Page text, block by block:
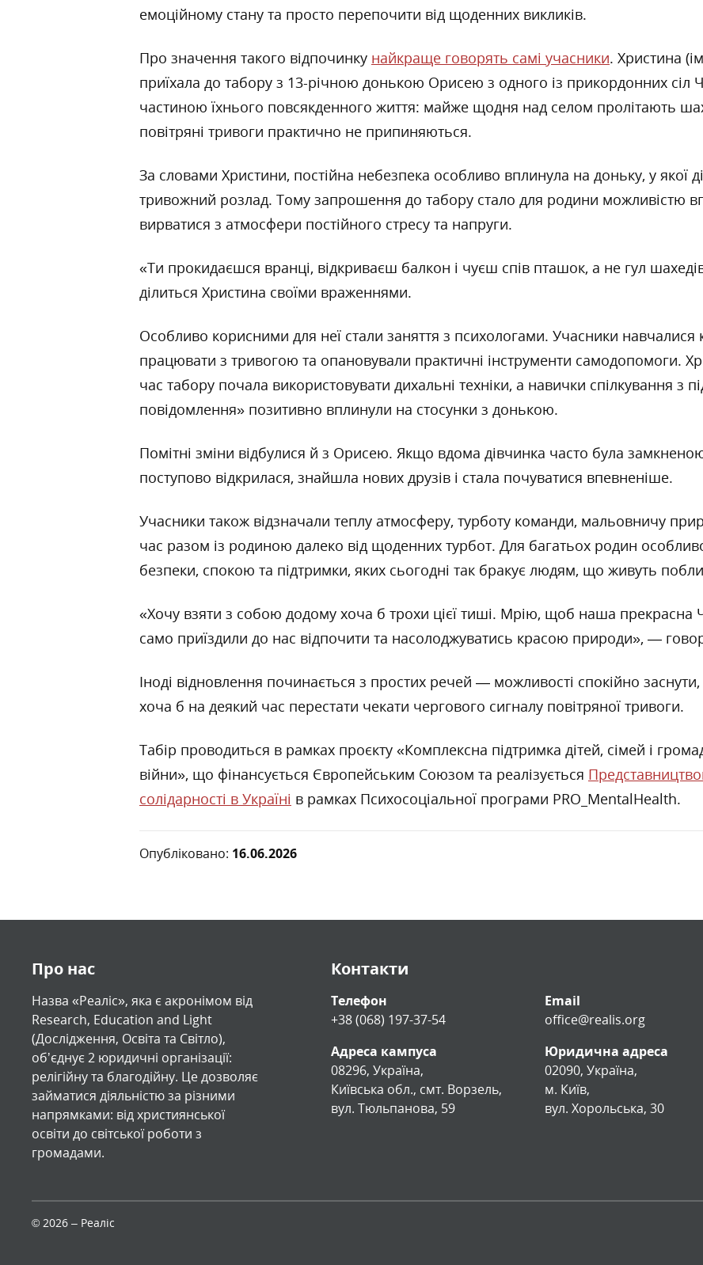
емоційному стану та просто перепочити від щоденних викликів.
Про значення такого відпочинку найкраще говорять самі учасники. Христина
приїхала до табору з 13-річною донькою Орисею з одного із прикордонних сіл
частиною їхнього повсякденного життя: майже щодня над селом пролітають
повітряні тривоги практично не припиняються.
За словами Христини, постійна небезпека особливо вплинула на доньку, у якої
тривожний розлад. Тому запрошення до табору стало для родини можливістю
вирватися з атмосфери постійного стресу та напруги.
«Ти прокидаєшся вранці, відкриваєш балкон і чуєш спів пташок, а не гул
ділиться Христина своїми враженнями.
Особливо корисними для неї стали заняття з психологами. Учасники навчалися
працювати з тривогою та опановували практичні інструменти самодопомоги.
час табору почала використовувати дихальні техніки, а навички спілкування з
повідомлення» позитивно вплинули на стосунки з донькою.
Помітні зміни відбулися й з Орисею. Якщо вдома дівчинка часто була
поступово відкрилася, знайшла нових друзів і стала почуватися впевненіше.
Учасники також відзначали теплу атмосферу, турботу команди, мальовничу
час разом із родиною далеко від щоденних турбот. Для багатьох родин
безпеки, спокою та підтримки, яких сьогодні так бракує людям, що живуть
«Хочу взяти з собою додому хоча б трохи цієї тиші. Мрію, щоб наша прекрасна
само приїздили до нас відпочити та насолоджуватись красою природи», —
Іноді відновлення починається з простих речей — можливості спокійно заснути,
хоча б на деякий час перестати чекати чергового сигналу повітряної тривоги.
Табір проводиться в рамках проєкту «Комплексна підтримка дітей, сімей і
війни», що фінансується Європейським Союзом та реалізується
солідарності в Україні в рамках Психосоціальної програми PRO_MentalHealth.
Опубліковано: 16.06.2026
Про нас
Назва «Реаліс», яка є акронімом від
Research, Education and Light
(Дослідження, Освіта та Світло),
обʼєднує 2 юридичні організації:
релігійну та благодійну. Це дозволяє
займатися діяльністю за різними
напрямками: від християнської
освіти до світської роботи з
громадами.
Контакти
Телефон
+38 (068) 197-37-54
Email
office@realis.org
Адреса кампуса
08296, Україна,
Київська обл., смт. Ворзель,
вул. Тюльпанова, 59
Юридична адреса
02090, Україна,
м. Київ,
вул. Хорольська, 30
© 2026 – Реаліс